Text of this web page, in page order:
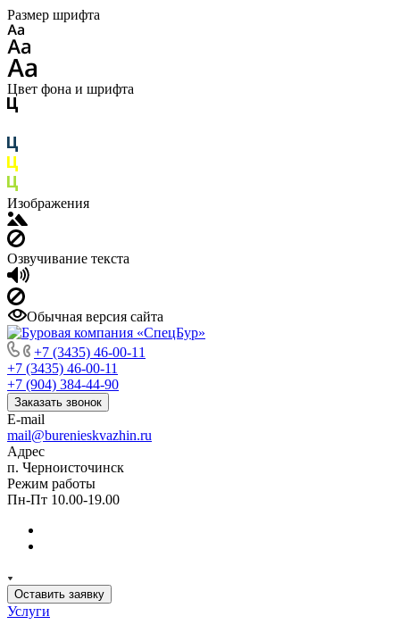
Размер шрифта
Цвет фона и шрифта
Изображения
Озвучивание текста
Обычная версия сайта
+7 (3435) 46-00-11
+7 (3435) 46-00-11
+7 (904) 384-44-90
Заказать звонок
E-mail
mail@burenieskvazhin.ru
Адрес
п. Черноисточинск
Режим работы
Пн-Пт 10.00-19.00
Оставить заявку
Услуги